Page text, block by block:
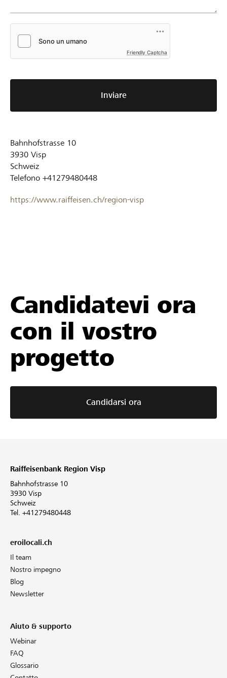
Friendly Captcha
Inviare
Bahnhofstrasse 10
3930 Visp
Schweiz
Telefono +41279480448
https://www.raiffeisen.ch/region-visp
Candidatevi ora
con il vostro
progetto
Candidarsi ora
Raiffeisenbank Region Visp
Bahnhofstrasse 10
3930 Visp
Schweiz
Tel. +41279480448
eroilocali.ch
Il team
Nostro impegno
Blog
Newsletter
Aiuto & supporto
Webinar
FAQ
Glossario